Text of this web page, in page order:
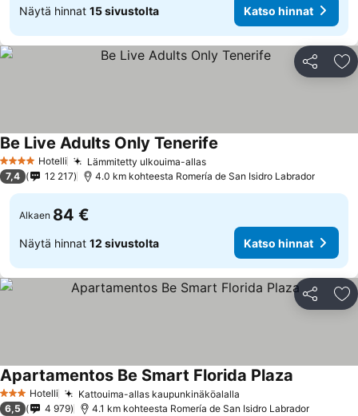
Näytä hinnat 15 sivustolta Katso hinnat
Jaa
4 Tähtiluokitus
Hotelli Lämmitetty ulkouima-allas
Be Live Adults Only Tenerife
7,4 12 217 4.0 km kohteesta Romería de San Isidro Labrador
Alkaen 84 €
Näytä hinnat 12 sivustolta Katso hinnat
Jaa
3 Tähtiluokitus
Hotelli Kattouima-allas kaupunkinäköalalla
Apartamentos Be Smart Florida Plaza
6,5 4 979 4.1 km kohteesta Romería de San Isidro Labrador